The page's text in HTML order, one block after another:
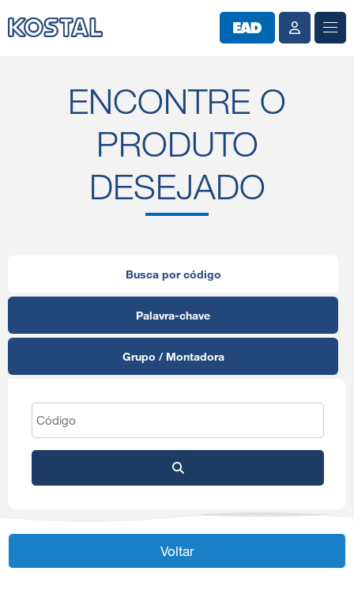
ENCONTRE O
PRODUTO
DESEJADO
Busca por código
Palavra-chave
Grupo / Montadora
Voltar